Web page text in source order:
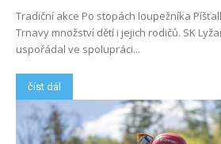
Tradiční akce Po stopách loupežníka
Trnavy množství dětí i jejich rodičů. SK
uspořádal ve spolupráci...
číst dál